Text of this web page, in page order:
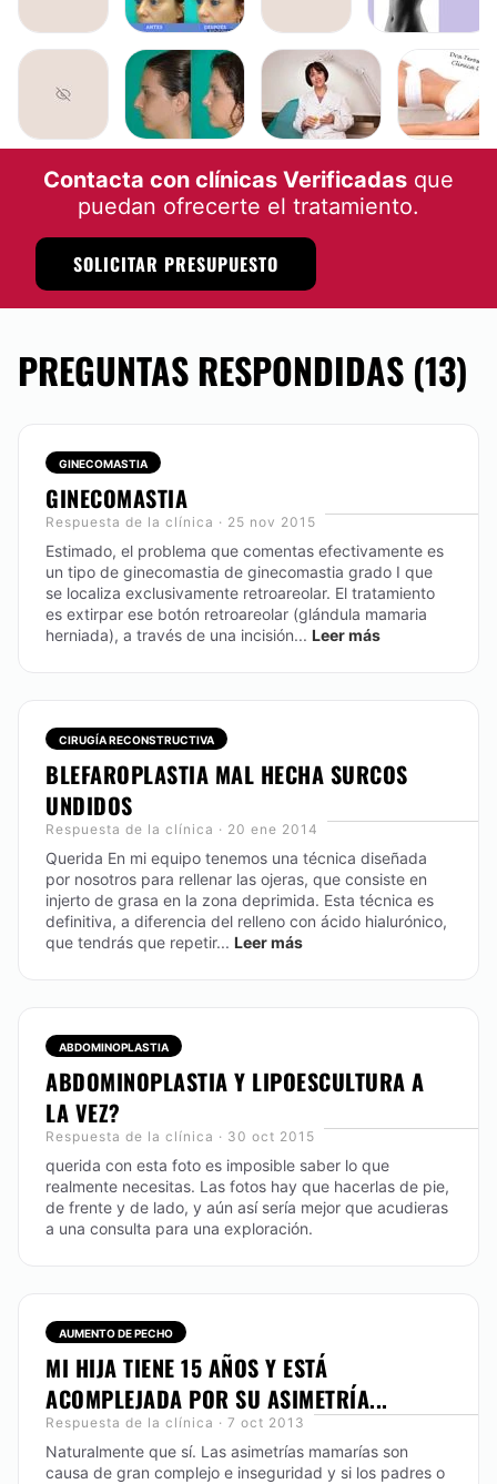
ABDOMINOPLASTIARINOPLASTIA
Contacta con clínicas Verificadas que
puedan ofrecerte el tratamiento.
SOLICITAR PRESUPUESTO
PREGUNTAS RESPONDIDAS (13)
GINECOMASTIA
GINECOMASTIA
Respuesta de la clínica · 25 nov 2015
Estimado, el problema que comentas efectivamente es
un tipo de ginecomastia de ginecomastia grado I que
se localiza exclusivamente retroareolar. El tratamiento
es extirpar ese botón retroareolar (glándula mamaria
herniada), a través de una incisión... Leer más
CIRUGÍA RECONSTRUCTIVA
BLEFAROPLASTIA MAL HECHA SURCOS
UNDIDOS
Respuesta de la clínica · 20 ene 2014
Querida En mi equipo tenemos una técnica diseñada
por nosotros para rellenar las ojeras, que consiste en
injerto de grasa en la zona deprimida. Esta técnica es
definitiva, a diferencia del relleno con ácido hialurónico,
que tendrás que repetir... Leer más
ABDOMINOPLASTIA
ABDOMINOPLASTIA Y LIPOESCULTURA A
LA VEZ?
Respuesta de la clínica · 30 oct 2015
querida con esta foto es imposible saber lo que
realmente necesitas. Las fotos hay que hacerlas de pie,
de frente y de lado, y aún así sería mejor que acudieras
a una consulta para una exploración.
AUMENTO DE PECHO
MI HIJA TIENE 15 AÑOS Y ESTÁ
ACOMPLEJADA POR SU ASIMETRÍA...
Respuesta de la clínica · 7 oct 2013
Naturalmente que sí. Las asimetrías mamarías son
causa de gran complejo e inseguridad y si los padres o